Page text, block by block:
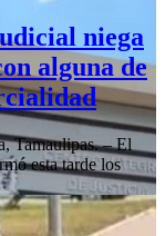
niega
alguna de
Tamaulipas. – El
esta tarde los